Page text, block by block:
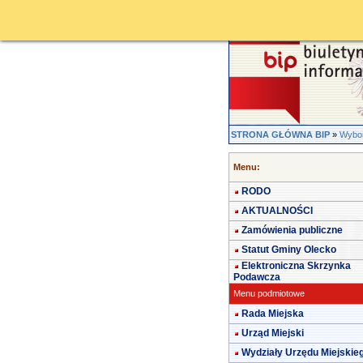
STRONA GŁÓWNA BIP»
Menu:
RODO
AKTUALNOŚCI
Zamówienia publiczne
Statut Gminy Olecko
Elektroniczna Skrzynka
Podawcza
Menu podmiotowe
Rada Miejska
Urząd Miejski
Wydziały Urzędu